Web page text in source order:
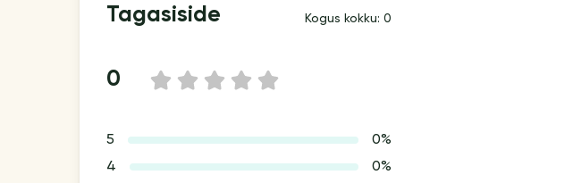
Tagasiside Kogus kokku: 0
0 5
4
3
2
1
5
0%
4
0%